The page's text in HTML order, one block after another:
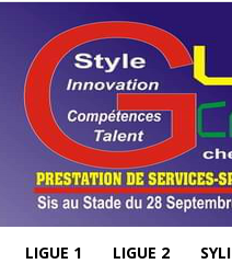
LIGUE 1 LIGUE 2 SYLI